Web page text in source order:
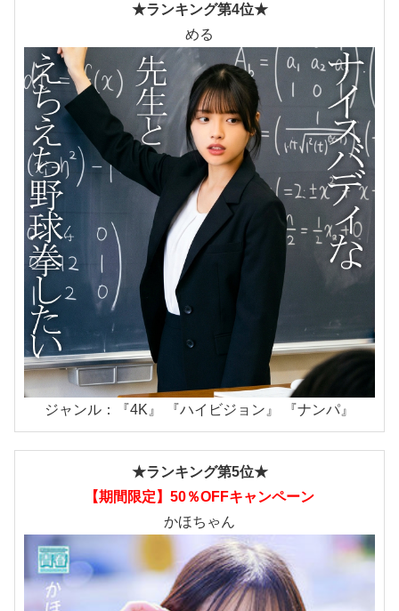
★ランキング第4位★
める
ジャンル：『4K』 『ハイビジョン』 『ナンパ』
★ランキング第5位★
【期間限定】50％OFFキャンペーン
かほちゃん